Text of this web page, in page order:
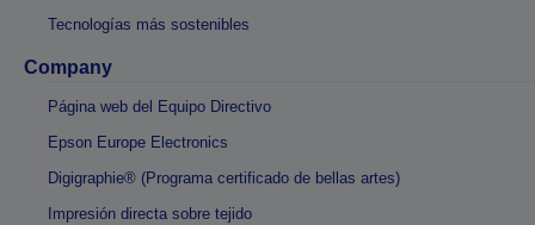
Tecnologías más sostenibles
Company
Página web del Equipo Directivo
Epson Europe Electronics
Digigraphie® (Programa certificado de bellas artes)
Impresión directa sobre tejido